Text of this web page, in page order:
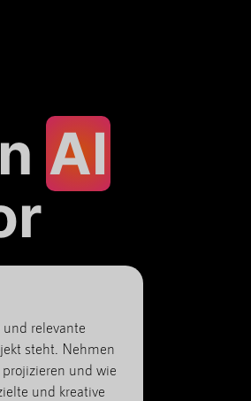
AI
relevante
steht. Nehmen
und wie
und kreative